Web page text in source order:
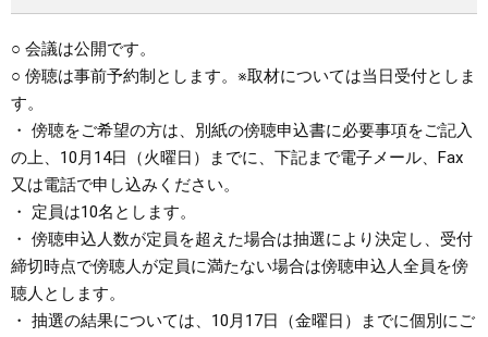
○ 会議は公開です。
○ 傍聴は事前予約制とします。※取材については当日受付としま
す。
・ 傍聴をご希望の方は、別紙の傍聴申込書に必要事項をご記入
の上、10月14日（火曜日）までに、下記まで電子メール、Fax
又は電話で申し込みください。
・ 定員は10名とします。
・ 傍聴申込人数が定員を超えた場合は抽選により決定し、受付
締切時点で傍聴人が定員に満たない場合は傍聴申込人全員を傍
聴人とします。
・ 抽選の結果については、10月17日（金曜日）までに個別にご